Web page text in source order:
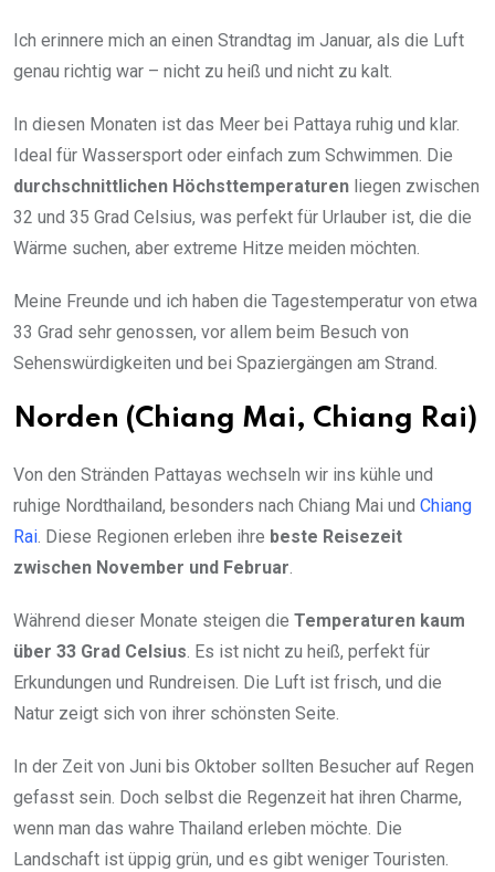
Ich erinnere mich an einen Strandtag im Januar, als die Luft
genau richtig war – nicht zu heiß und nicht zu kalt.
In diesen Monaten ist das Meer bei Pattaya ruhig und klar.
Ideal für Wassersport oder einfach zum Schwimmen. Die
durchschnittlichen Höchsttemperaturen liegen zwischen
32 und 35 Grad Celsius, was perfekt für Urlauber ist, die die
Wärme suchen, aber extreme Hitze meiden möchten.
Meine Freunde und ich haben die Tagestemperatur von etwa
33 Grad sehr genossen, vor allem beim Besuch von
Sehenswürdigkeiten und bei Spaziergängen am Strand.
Norden (Chiang Mai, Chiang Rai)
Von den Stränden Pattayas wechseln wir ins kühle und
ruhige Nordthailand, besonders nach Chiang Mai und Chiang
Rai. Diese Regionen erleben ihre beste Reisezeit
zwischen November und Februar.
Während dieser Monate steigen die Temperaturen kaum
über 33 Grad Celsius. Es ist nicht zu heiß, perfekt für
Erkundungen und Rundreisen. Die Luft ist frisch, und die
Natur zeigt sich von ihrer schönsten Seite.
In der Zeit von Juni bis Oktober sollten Besucher auf Regen
gefasst sein. Doch selbst die Regenzeit hat ihren Charme,
wenn man das wahre Thailand erleben möchte. Die
Landschaft ist üppig grün, und es gibt weniger Touristen.